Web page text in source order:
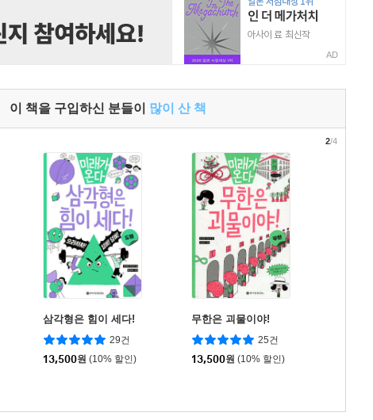
AD
이 책을 구입하신 분들이 많이 산 책
삼각형은 힘이 세다!
29건
13,500원 (10% 할인)
무한은 괴물이야!
25건
13,500원 (10% 할인)
2/4